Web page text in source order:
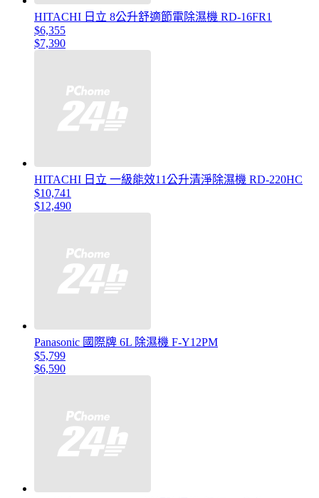
HITACHI 日立 8公升舒適節電除濕機 RD-16FR1
$6,355
$7,390
HITACHI 日立 一級能效11公升清淨除濕機 RD-220HC
$10,741
$12,490
Panasonic 國際牌 6L 除濕機 F-Y12PM
$5,799
$6,590